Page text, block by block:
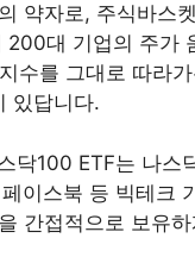
약자로, 주식바스
대 기업의 주가
수를 그대로 따라
있답니다.
닥100 ETF는 나
이스북 등 빅테크
간접적으로 보유